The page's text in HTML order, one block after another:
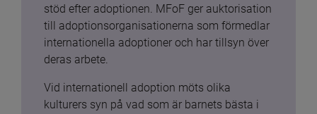
stöd efter adoptionen. MFoF ger auktorisation
till adoptionsorganisationerna som förmedlar
internationella adoptioner och har tillsyn över
deras arbete.
Vid internationell adoption möts olika
kulturers syn på vad som är barnets bästa i